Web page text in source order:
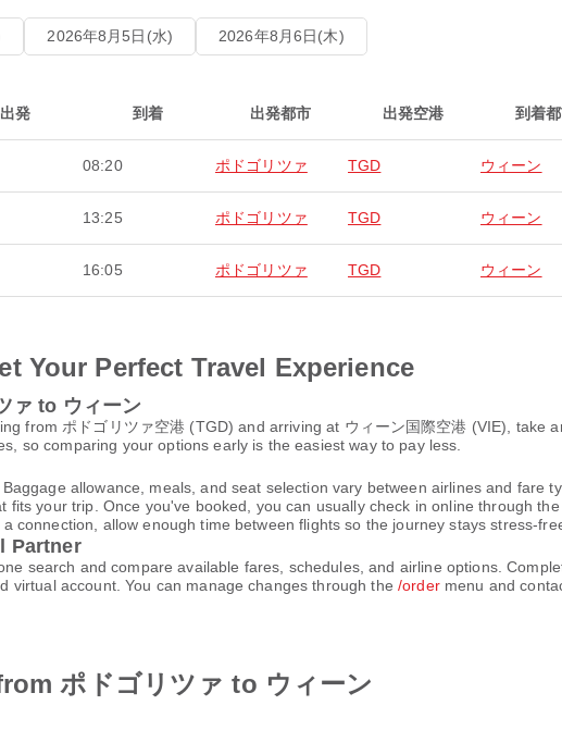
2026年8月5日(水) 2026年8月6日(木)
出発 到着 出発都市 出発空港 到着
08:20 ポドゴリツァ TGD ウィーン
13:25 ポドゴリツァ TGD ウィーン
16:05 ポドゴリツァ TGD ウィーン
Your Perfect Travel Experience
ァ to ウィーン
from ポドゴリツァ空港 (TGD) and arriving at ウィーン国際空港 (VIE), take
so comparing your options early is the easiest way to pay less.
allowance, meals, and seat selection vary between airlines and fare
fits your trip. Once you've booked, you can usually check in online through
connection, allow enough time between flights so the journey stays stress-
Partner
search and compare available fares, schedules, and airline options.
virtual account. You can manage changes through the/ordermenu and
ポドゴリツァ to ウィーン